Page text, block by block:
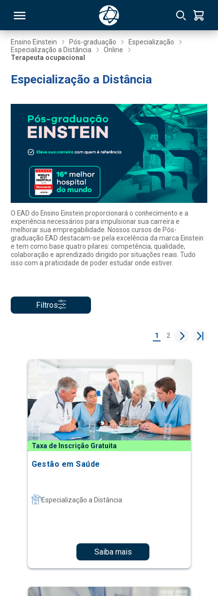
Ensino Einstein Pós-graduação
Especialização
Especialização a Distância
Online
Terapeuta ocupacional
Especialização a Distância
O EAD do Ensino Einstein proporcionará o conhecimento e a
experiência necessários para impulsionar sua carreira e
melhorar sua empregabilidade. Nossos cursos de Pós-
graduação EAD destacam-se pela excelência da marca Einstein
e tem como base quatro pilares: competência, qualidade,
colaboração e aprendizado dirigido por situações reais. Tudo
isso com a praticidade de poder estudar onde estiver.
Filtros
1 2
Taxa de Inscrição Gratuita
Gestão em Saúde
Especialização a Distância
Saiba mais